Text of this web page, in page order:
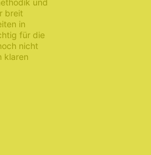
und
breit
in
für die
nicht
klaren